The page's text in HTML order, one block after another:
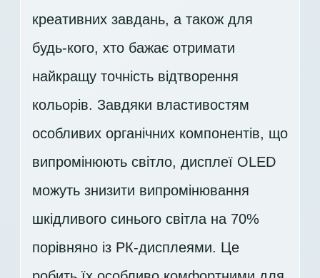
креативних завдань, а також для
будь-кого, хто бажає отримати
найкращу точність відтворення
кольорів. Завдяки властивостям
особливих органічних компонентів, що
випромінюють світло, дисплеї OLED
можуть знизити випромінювання
шкідливого синього світла на 70%
порівняно із РК-дисплеями. Це